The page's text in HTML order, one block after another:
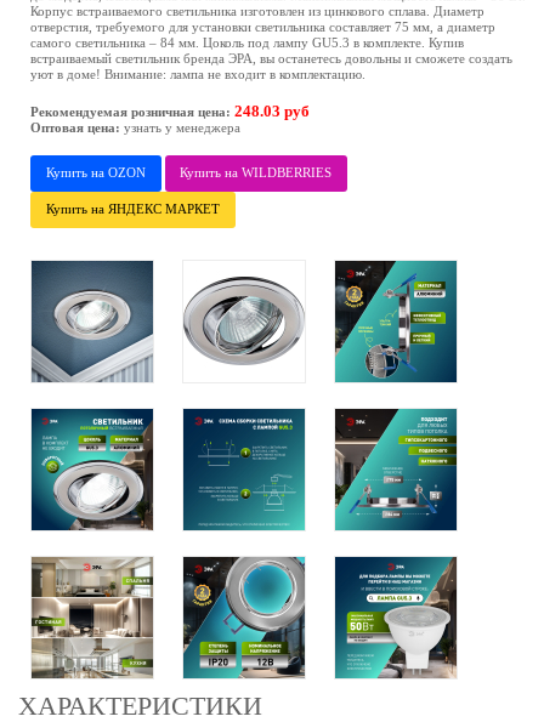
Корпус встраиваемого светильника изготовлен из цинкового сплава. Диаметр
отверстия, требуемого для установки светильника составляет 75 мм, а диаметр
самого светильника – 84 мм. Цоколь под лампу GU5.3 в комплекте. Купив
встраиваемый светильник бренда ЭРА, вы останетесь довольны и сможете создать
уют в доме! Внимание: лампа не входит в комплектацию.
Рекомендуемая розничная цена: 248.03 руб
Оптовая цена: узнать у менеджера
Купить на OZON Купить на WILDBERRIES
Купить на ЯНДЕКС МАРКЕТ
ХАРАКТЕРИСТИКИ